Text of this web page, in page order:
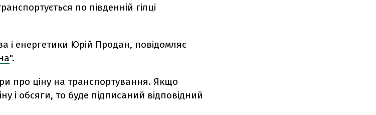
по південній гілці
і енергетики Юрій Продан, повідомляє
".
про ціну на транспортування. Якщо
і обсяги, то буде підписаний відповідний